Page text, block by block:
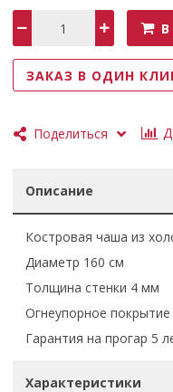
ЗАКАЗ В ОДИН
Поделиться
Описание
Костровая чаша из
Диаметр 160 см
Толщина стенки 4 мм
Огнеупорное покрытие
Гарантия на прогар 5
Характеристики